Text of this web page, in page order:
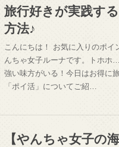
旅行好きが実践す
方法♪
こんにちは！ お気に入りのポ
んちゃ女子ルーナです。トホホ
強い味方がいる！今日はお得に
「ポイ活」についてご紹…
【やんちゃ女子の